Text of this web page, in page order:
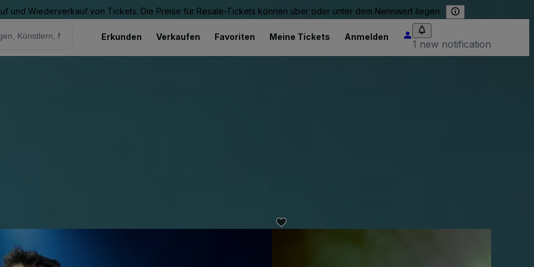
und Wiederverkauf von Tickets. Die Preise für Resale-Tickets können über oder unter dem Nennwert liegen.
Erkunden Verkaufen Favoriten Meine Tickets Anmelden
1 new notification